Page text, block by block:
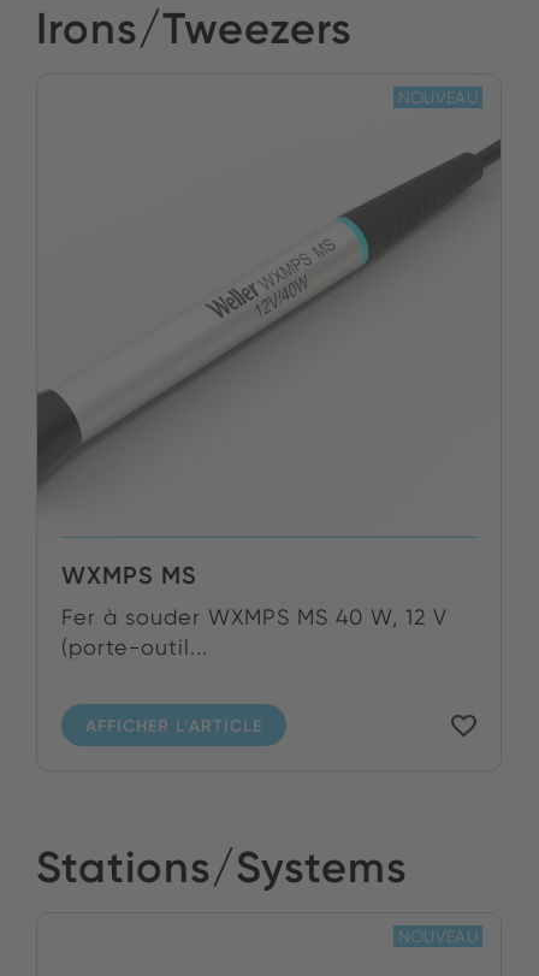
Irons/Tweezers
WXMPS MS
Fer à souder WXMPS MS 40 W, 12 V
(porte-outil...
AFFICHER L'ARTICLE
NOUVEAU
Stations/Systems
NOUVEAU